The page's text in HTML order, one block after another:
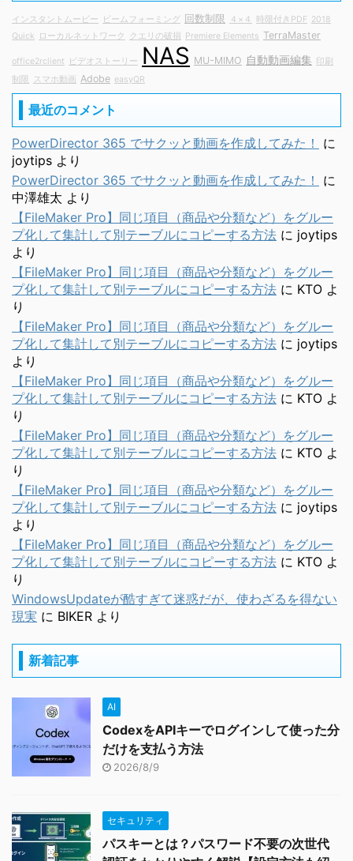
インスタントムービー ビームフォーミング 回数制限 ４×４ 時限付きPDF 2018
Quick
ローカルネットワーク クエリの破損 Premiere Elements TerraMaster
office2rclient ビデオストーリー NAS MU-MIMO 自動動画編集 印刷
制限
スマホ動画 Adobe easyQR
最近のコメント
PowerDirector 365 でサクッと動画を作成してみた！
に
joytips より
PowerDirector 365 でサクッと動画を作成してみた！
に
中澤雄太 より
【FileMaker Pro】同じ項目（商品や分類など）をグルー
プ化して集計して別テーブルにコピーする方法 に joytips
より
【FileMaker Pro】同じ項目（商品や分類など）をグルー
プ化して集計して別テーブルにコピーする方法 に KTO よ
り
【FileMaker Pro】同じ項目（商品や分類など）をグルー
プ化して集計して別テーブルにコピーする方法 に joytips
より
【FileMaker Pro】同じ項目（商品や分類など）をグルー
プ化して集計して別テーブルにコピーする方法 に KTO よ
り
【FileMaker Pro】同じ項目（商品や分類など）をグルー
プ化して集計して別テーブルにコピーする方法 に KTO よ
り
【FileMaker Pro】同じ項目（商品や分類など）をグルー
プ化して集計して別テーブルにコピーする方法 に joytips
より
【FileMaker Pro】同じ項目（商品や分類など）をグルー
プ化して集計して別テーブルにコピーする方法 に KTO よ
り
WindowsUpdateが酷すぎて迷惑だが、使わざるを得ない
現実 に BIKER より
新着記事
AI
CodexをAPIキーでログインして使った分
だけを支払う方法
2026/8/9
セキュリティ
パスキーとは？パスワード不要の次世代